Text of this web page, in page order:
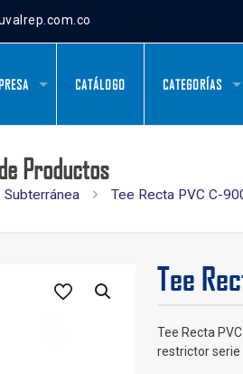
CATÁLOGO CATEGORÍAS
Productos
Subterránea Tee Recta PVC C-
Tee
Tee Recta
restrictor serie